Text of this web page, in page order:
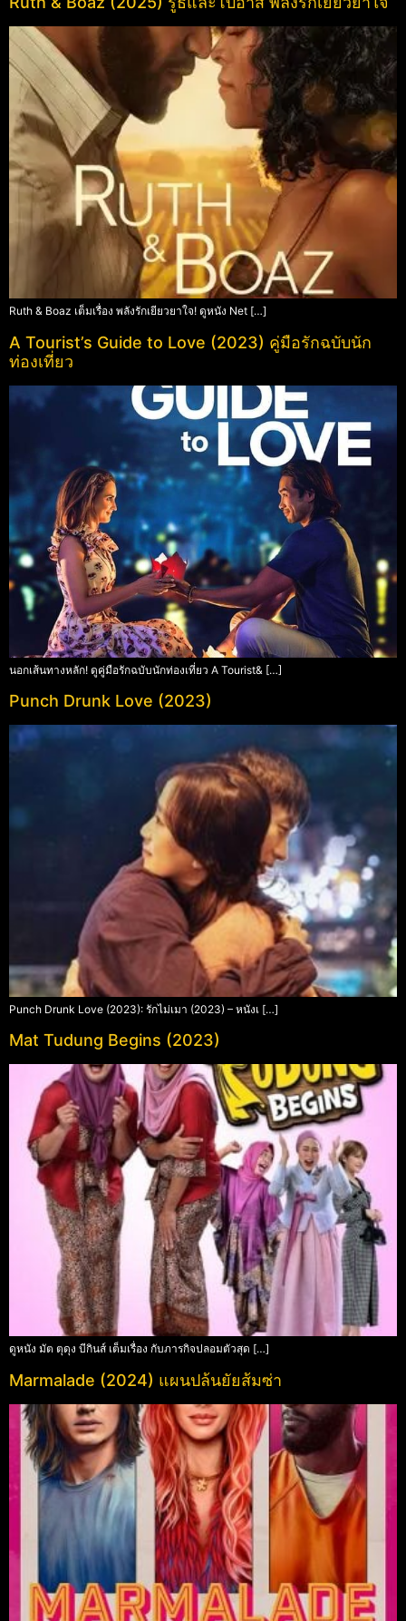
Ruth & Boaz เต็มเรื่อง พลังรักเยียวยาใจ! ดูหนัง Net […]
A Tourist’s Guide to Love (2023) คู่มือรักฉบับนัก
ท่องเที่ยว
นอกเส้นทางหลัก! ดูคู่มือรักฉบับนักท่องเที่ยว A Tourist& […]
Punch Drunk Love (2023)
Punch Drunk Love (2023): รักไม่เมา (2023) – หนังเ […]
Mat Tudung Begins (2023)
ดูหนัง มัต ตุดุง บีกินส์ เต็มเรื่อง กับภารกิจปลอมตัวสุด […]
Marmalade (2024) แผนปล้นยัยส้มซ่า